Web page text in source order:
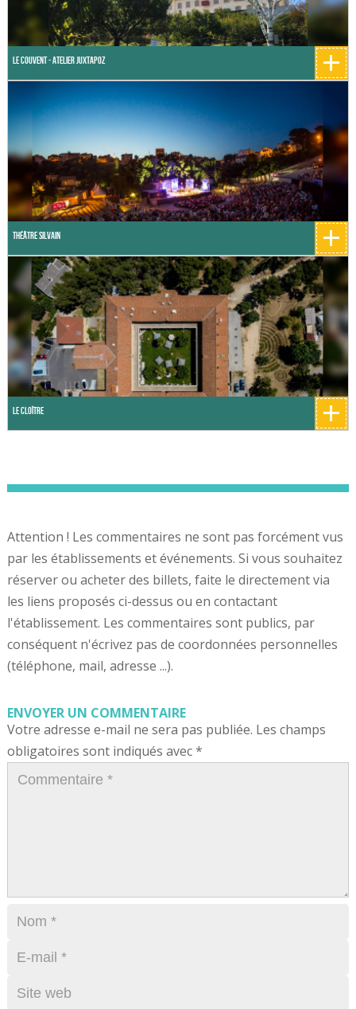
Le Couvent - Atelier Juxtapoz +
Théâtre Silvain +
Le Cloître +
Attention ! Les commentaires ne sont pas forcément vus
par les établissements et événements. Si vous souhaitez
réserver ou acheter des billets, faite le directement via
les liens proposés ci-dessus ou en contactant
l'établissement. Les commentaires sont publics, par
conséquent n'écrivez pas de coordonnées personnelles
(téléphone, mail, adresse ...).
ENVOYER UN COMMENTAIRE
Votre adresse e-mail ne sera pas publiée. Les champs
obligatoires sont indiqués avec*